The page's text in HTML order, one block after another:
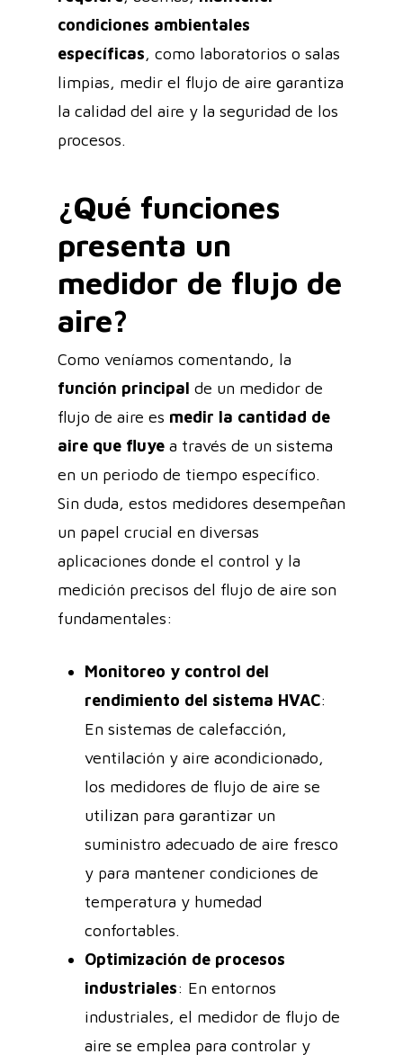
condiciones ambientales
específicas, como laboratorios o salas
limpias, medir el flujo de aire garantiza
la calidad del aire y la seguridad de los
procesos.
¿Qué funciones
presenta un
medidor de flujo de
aire?
Como veníamos comentando, la
función principal de un medidor de
flujo de aire es medir la cantidad de
aire que fluye a través de un sistema
en un periodo de tiempo específico.
Sin duda, estos medidores desempeñan
un papel crucial en diversas
aplicaciones donde el control y la
medición precisos del flujo de aire son
fundamentales:
Monitoreo y control del
rendimiento del sistema HVAC:
En sistemas de calefacción,
ventilación y aire acondicionado,
los medidores de flujo de aire se
utilizan para garantizar un
suministro adecuado de aire fresco
y para mantener condiciones de
temperatura y humedad
confortables.
Optimización de procesos
industriales: En entornos
industriales, el medidor de flujo de
aire se emplea para controlar y